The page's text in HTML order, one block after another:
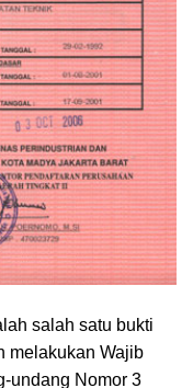
salah satu bukti
melakukan Wajib
undang Nomor 3